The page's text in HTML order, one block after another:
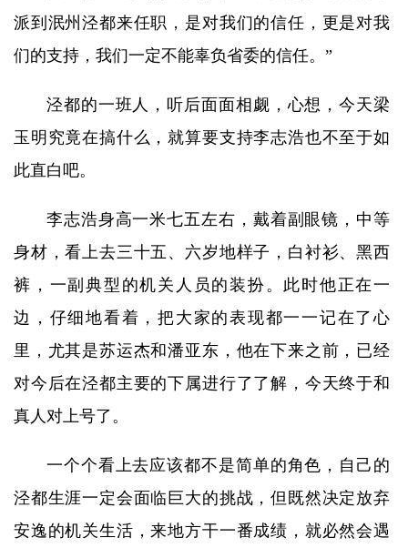
派到泯州泾都来任职，是对我们的信任，更是对我
们的支持，我们一定不能辜负省委的信任。”
泾都的一班人，听后面面相觑，心想，今天梁
玉明究竟在搞什么，就算要支持李志浩也不至于如
此直白吧。
李志浩身高一米七五左右，戴着副眼镜，中等
身材，看上去三十五、六岁地样子，白衬衫、黑西
裤，一副典型的机关人员的装扮。此时他正在一
边，仔细地看着，把大家的表现都一一记在了心
里，尤其是苏运杰和潘亚东，他在下来之前，已经
对今后在泾都主要的下属进行了了解，今天终于和
真人对上号了。
一个个看上去应该都不是简单的角色，自己的
泾都生涯一定会面临巨大的挑战，但既然决定放弃
安逸的机关生活，来地方干一番成绩，就必然会遇